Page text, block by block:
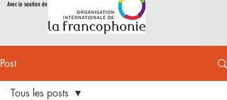
Avec le soutien de
Post
Tous les posts